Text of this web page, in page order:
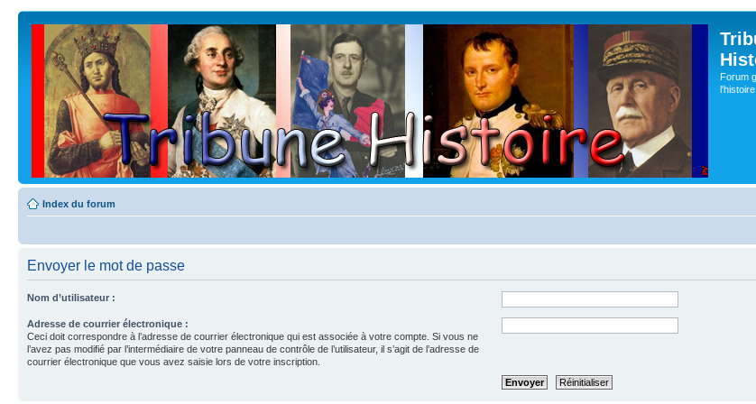
Forum
l'histoire
Index du forum
Envoyer le mot de passe
Nom d’utilisateur :
Adresse de courrier électronique :
Ceci doit correspondre à l’adresse de courrier électronique qui est associée à votre compte. Si vous ne
l’avez pas modifié par l’intermédiaire de votre panneau de contrôle de l’utilisateur, il s’agit de l’adresse de
courrier électronique que vous avez saisie lors de votre inscription.